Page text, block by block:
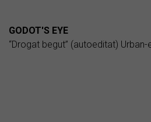
GODOT'S EYE
“Drogat begut” (autoeditat)